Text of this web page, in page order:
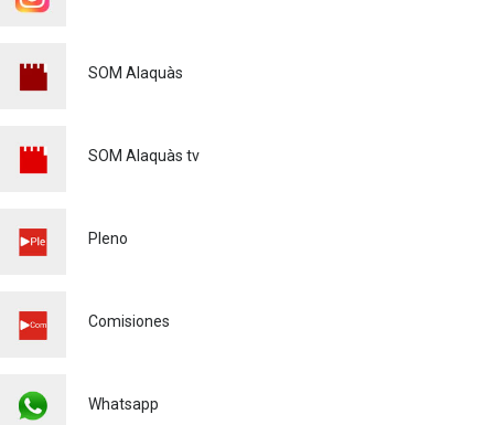
2026
XXXVI CERTAMEN DE
Educación 03/03/2026
SOM Alaquàs
SOM Alaquàs tv
Pleno
Comisiones
Whatsapp